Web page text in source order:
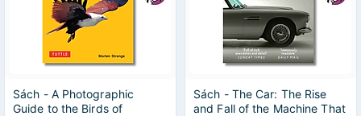
Sách - A Photographic
Guide to the Birds of
Sách - The Car: The Rise
and Fall of the Machine That